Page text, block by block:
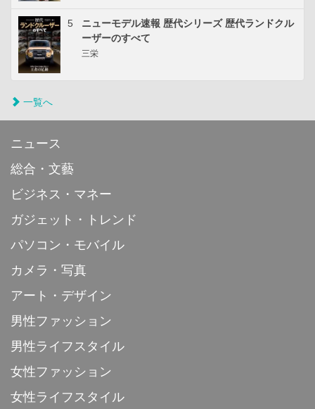
5
ニューモデル速報 歴代シリーズ 歴代ランドクル
ーザーのすべて
三栄
一覧へ
ニュース
総合・文藝
ビジネス・マネー
ガジェット・トレンド
パソコン・モバイル
カメラ・写真
アート・デザイン
男性ファッション
男性ライフスタイル
女性ファッション
女性ライフスタイル